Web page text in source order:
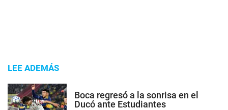
LEE ADEMÁS
Boca regresó a la sonrisa en el
Ducó ante Estudiantes